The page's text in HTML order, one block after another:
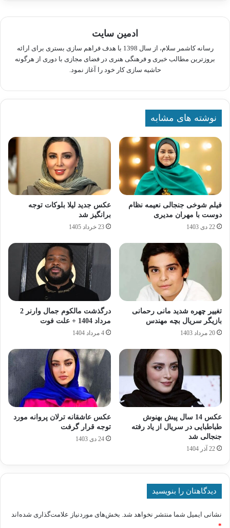
ادمین سایت
رسانه کاشمر سلام، از سال 1398 با هدف فراهم سازی بستری برای ارائه
بروزترین مطالب خبری و فرهنگی هنری در فضای مجازی با دوری از هرگونه
حاشیه سازی کار خود را آغاز نمود.
نوشته های مشابه
فیلم شوخی جنجالی نعیمه نظام
دوست با مهران مدیری
22 دی 1403
عکس جدید لیلا بلوکات توجه
برانگیز شد
23 خرداد 1405
تغییر چهره شدید مانی رحمانی
بازیگر سریال بچه مهندس
20 مرداد 1403
درگذشت مالکوم جمال وارنر 2
مرداد 1404 + علت فوت
4 مرداد 1404
عکس 14 سال پیش بهنوش
طباطبایی در سریال از یاد رفته
جنجالی شد
22 آذر 1404
عکس عاشقانه ترلان پروانه مورد
توجه قرار گرفت
24 دی 1403
دیدگاهتان را بنویسید
نشانی ایمیل شما منتشر نخواهد شد. بخش‌های موردنیاز علامت‌گذاری شده‌اند
*